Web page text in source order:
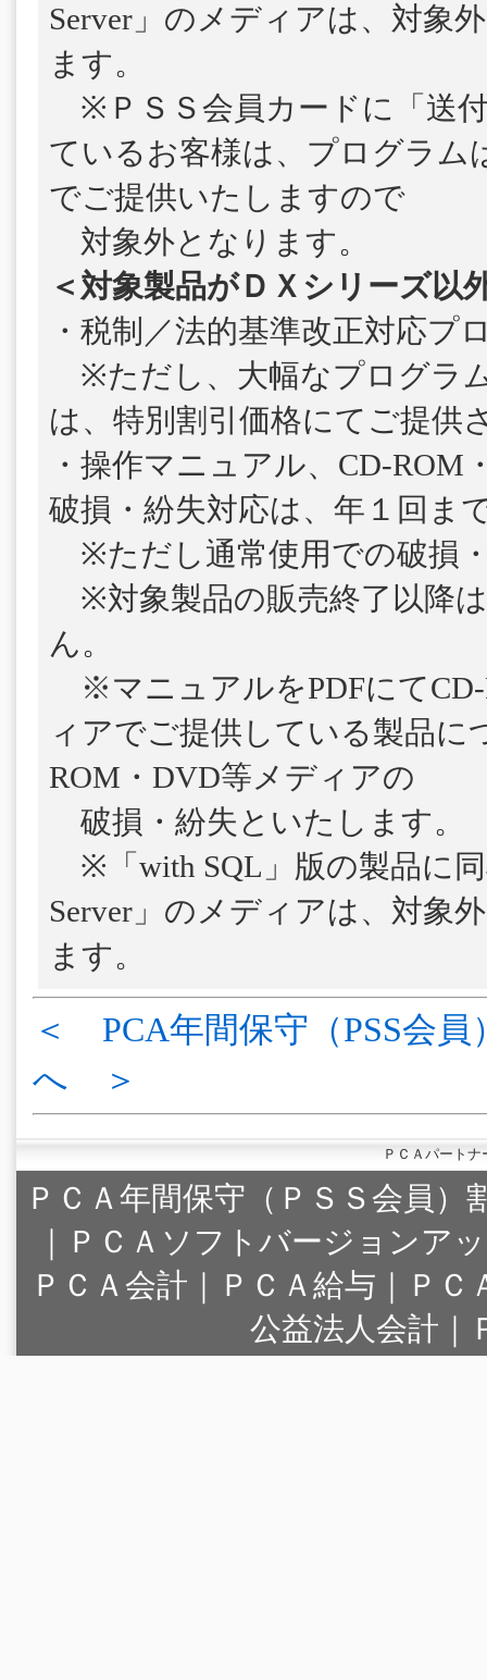
Server」のメディアは、対象
ます。
※ＰＳＳ会員カードに「送
ているお客様は、プログラム
でご提供いたしますので
対象外となります。
＜対象製品がＤＸシリーズ以
・税制／法的基準改正対応プ
※ただし、大幅なプログラ
は、特別割引価格にてご提供
・操作マニュアル、CD-ROM
破損・紛失対応は、年１回ま
※ただし通常使用での破損
※対象製品の販売終了以降
ん。
※マニュアルをPDFにてCD-
ィアでご提供している製品に
ROM・DVD等メディアの
破損・紛失といたします。
※「with SQL」版の製品に
Server」のメディアは、対象
ます。
＜ PCA年間保守（PSS会員
へ ＞
ＰＣＡパート
ＰＣＡ年間保守（ＰＳＳ会員）
｜
ＰＣＡソフトバージョンア
ＰＣＡ会計｜ＰＣＡ給与｜Ｐ
公益法人会計｜